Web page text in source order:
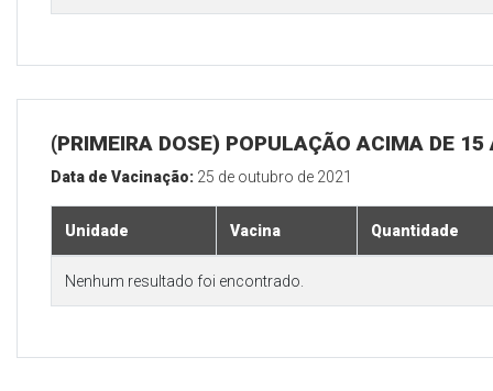
(PRIMEIRA DOSE) POPULAÇÃO ACIMA DE 15
Data de Vacinação: 25 de outubro de 2021
Unidade Vacina Quantidade
Nenhum resultado foi encontrado.